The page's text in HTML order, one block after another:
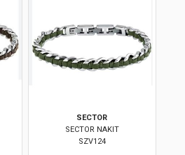
SECTOR
SECTOR NAKIT
SZV124